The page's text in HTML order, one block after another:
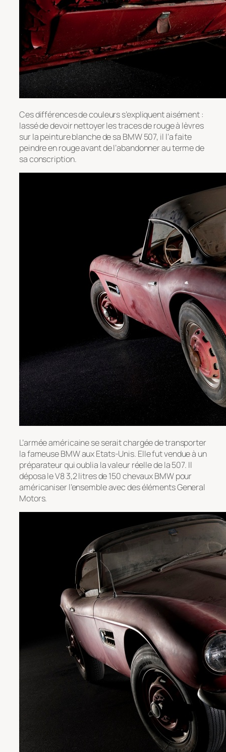
Ces différences de couleurs s’expliquent aisément :
lassé de devoir nettoyer les traces de rouge à lèvres
sur la peinture blanche de sa BMW 507, il l’a faite
peindre en rouge avant de l’abandonner au terme de
sa conscription.
L’armée américaine se serait chargée de transporter
la fameuse BMW aux Etats-Unis. Elle fut vendue à un
préparateur qui oublia la valeur réelle de la 507. Il
déposa le V8 3,2 litres de 150 chevaux BMW pour
américaniser l’ensemble avec des éléments General
Motors.